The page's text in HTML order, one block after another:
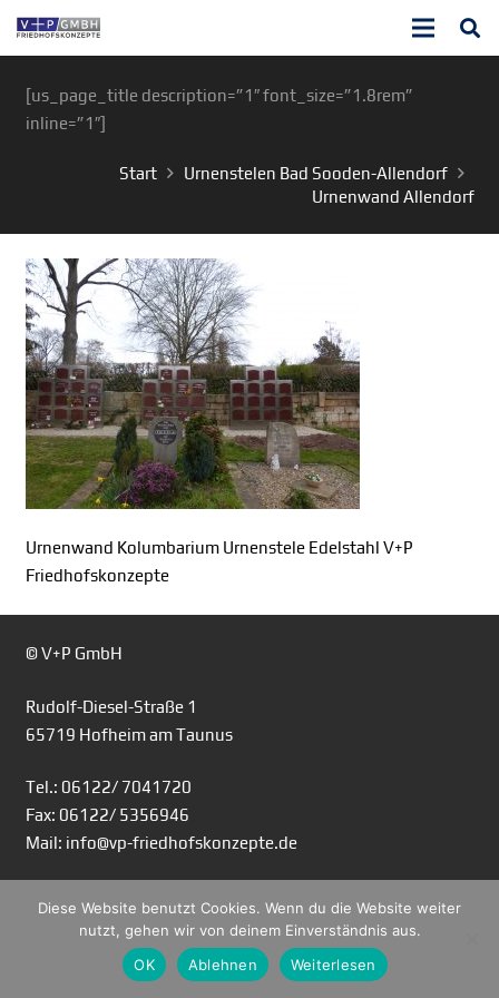
[us_page_title description=”1″ font_size=”1.8rem”
inline=”1″]
Start
Urnenstelen Bad Sooden-Allendorf
Urnenwand Allendorf
Urnenwand Kolumbarium Urnenstele Edelstahl V+P
Friedhofskonzepte
© V+P GmbH
Rudolf-Diesel-Straße 1
65719 Hofheim am Taunus
Tel.: 06122/ 7041720
Fax: 06122/ 5356946
Mail: info@vp-friedhofskonzepte.de
Diese Website benutzt Cookies. Wenn du die Website weiter
nutzt, gehen wir von deinem Einverständnis aus.
OK
Ablehnen Weiterlesen